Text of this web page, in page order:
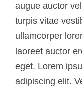
augue auctor
turpis vitae
ullamcorper
laoreet auctor
eget. Lorem
adipiscing elit.